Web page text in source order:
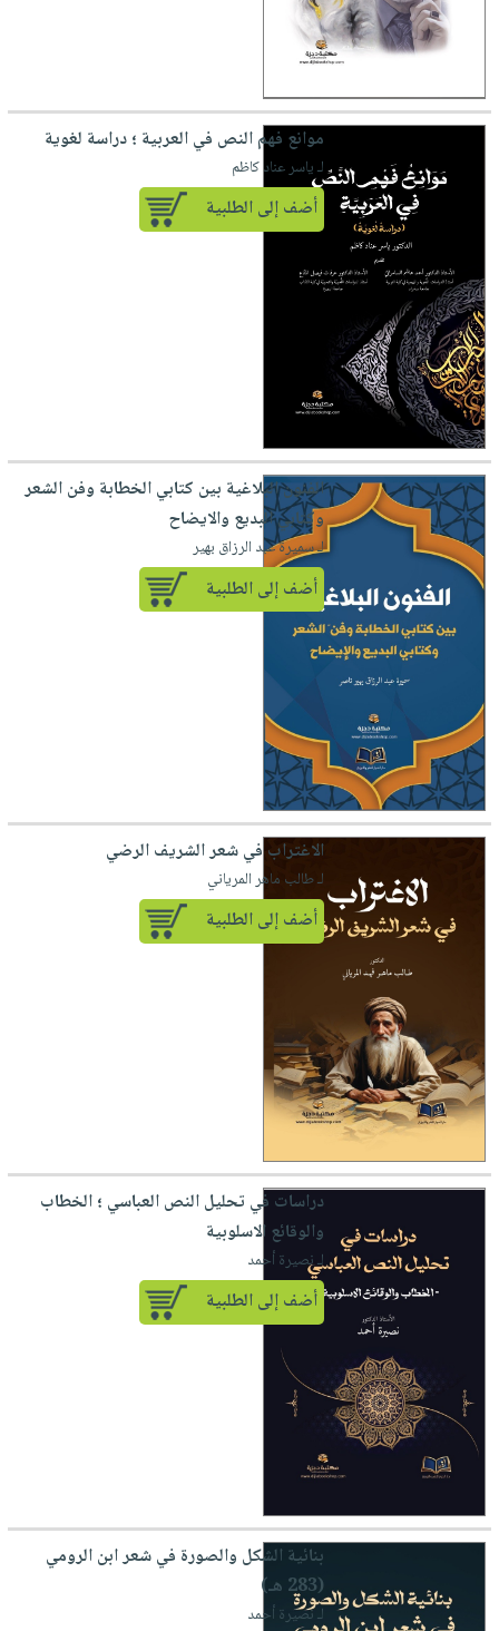
موانع فهم النص في العربية ؛ دراسة لغوية
لـ ياسر عناد كاظم
أضف إلى الطلبية
الفنون البلاغية بين كتابي الخطابة وفن الشعر
وكتابي البديع والايضاح
لـ سميرة عبد الرزاق بهير
أضف إلى الطلبية
الاغتراب في شعر الشريف الرضي
لـ طالب ماهر المرياني
أضف إلى الطلبية
دراسات في تحليل النص العباسي ؛ الخطاب
والوقائع الاسلوبية
لـ نصيرة أحمد
أضف إلى الطلبية
بنائية الشكل والصورة في شعر ابن الرومي
(283 هـ)
لـ نصيرة أحمد